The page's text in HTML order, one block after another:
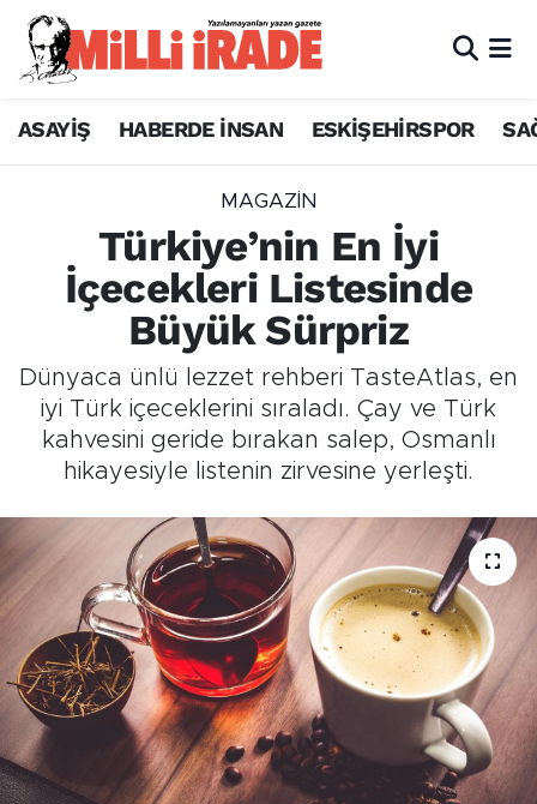
ASAYİŞ HABERDE İNSAN ESKİŞEHİRSPOR
MAGAZİN
Türkiye’nin En İyi
İçecekleri Listesinde
Büyük Sürpriz
Dünyaca ünlü lezzet rehberi TasteAtlas, en
iyi Türk içeceklerini sıraladı. Çay ve Türk
kahvesini geride bırakan salep, Osmanlı
hikayesiyle listenin zirvesine yerleşti.